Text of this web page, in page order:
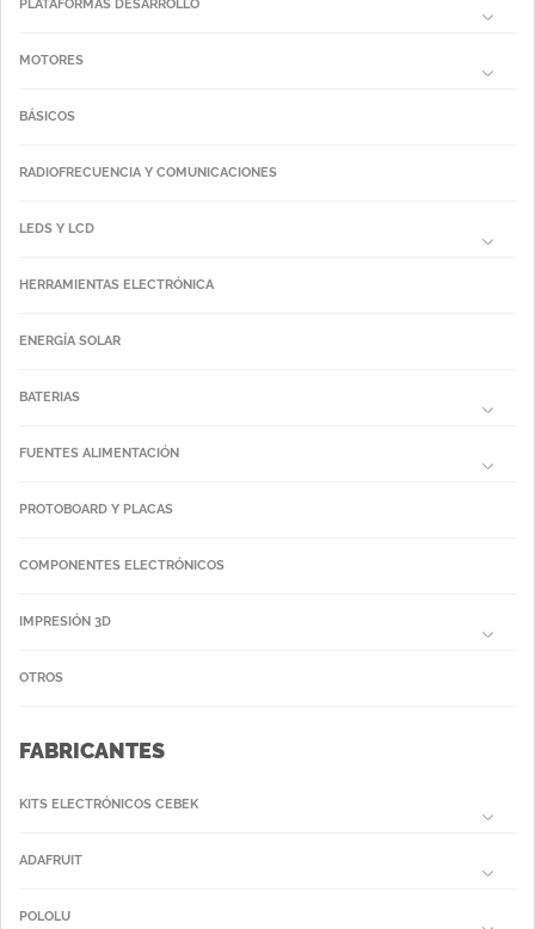
PLATAFORMAS DESARROLLO
MOTORES
BÁSICOS
RADIOFRECUENCIA Y COMUNICACIONES
LEDS Y LCD
HERRAMIENTAS ELECTRÓNICA
ENERGÍA SOLAR
BATERIAS
FUENTES ALIMENTACIÓN
PROTOBOARD Y PLACAS
COMPONENTES ELECTRÓNICOS
IMPRESIÓN 3D
OTROS
FABRICANTES
KITS ELECTRÓNICOS CEBEK
ADAFRUIT
POLOLU